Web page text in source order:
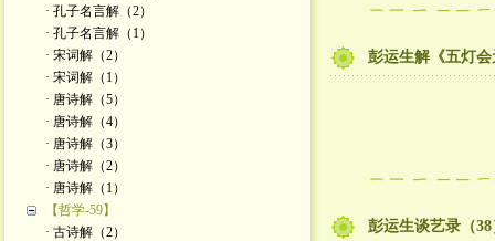
· 孔子名言解（2）
· 孔子名言解（1）
· 宋词解（2）
· 宋词解（1）
· 唐诗解（5）
· 唐诗解（4）
· 唐诗解（3）
· 唐诗解（2）
· 唐诗解（1）
【哲学-59】
· 古诗解（2）
彭运生解《五灯
彭运生谈艺录（38